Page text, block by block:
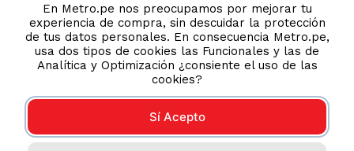
En Metro.pe nos preocupamos por mejorar tu
experiencia de compra, sin descuidar la protección
de tus datos personales. En consecuencia Metro.pe,
usa dos tipos de cookies las Funcionales y las de
Analítica y Optimización ¿consiente el uso de las
cookies?
Sí Acepto